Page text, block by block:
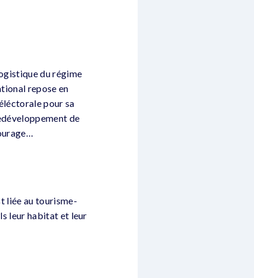
du régime
repose en
pour sa
de
liée au tourisme-
leur habitat et leur